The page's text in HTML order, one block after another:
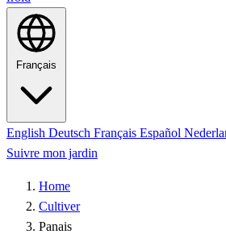
Français
English Deutsch Français Español
Suivre mon jardin
Home
Cultiver
Panais